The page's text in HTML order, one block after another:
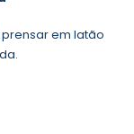
em latão